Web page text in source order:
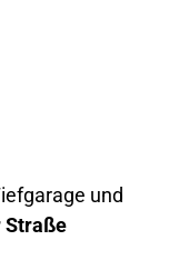
und
Straße